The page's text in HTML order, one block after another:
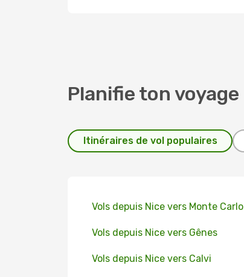
Planifie ton voyage
Itinéraires de vol populaires
Vols depuis Nice vers Monte Carlo
Vols depuis Nice vers Gênes
Vols depuis Nice vers Calvi